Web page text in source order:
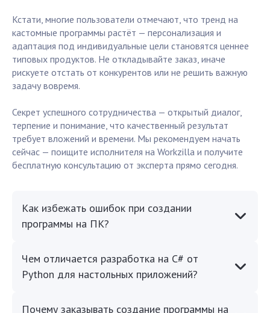
Кстати, многие пользователи отмечают, что тренд на
кастомные программы растёт — персонализация и
адаптация под индивидуальные цели становятся ценнее
типовых продуктов. Не откладывайте заказ, иначе
рискуете отстать от конкурентов или не решить важную
задачу вовремя.
Секрет успешного сотрудничества — открытый диалог,
терпение и понимание, что качественный результат
требует вложений и времени. Мы рекомендуем начать
сейчас — поищите исполнителя на Workzilla и получите
бесплатную консультацию от эксперта прямо сегодня.
Как избежать ошибок при создании
программы на ПК?
Чем отличается разработка на C# от
Python для настольных приложений?
Почему заказывать создание программы на